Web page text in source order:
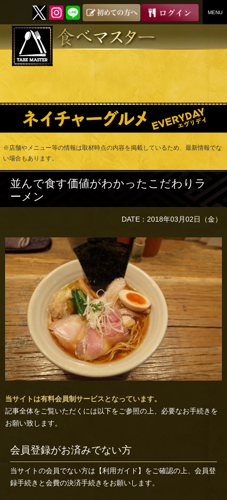
MENU
SKIP
※店舗やメニュー等の情報は取材時点の内容を掲載しているため、最新情報でな
い場合もあります。
並んで食す価値がわかったこだわりラ
ーメン
DATE：2018年03月02日（金）
当サイトは有料会員制サービスとなっています。
記事全体をご覧いただくには以下をご参照の上、必要なお手続きを
お願い致します。
会員登録がお済みでない方
当サイトの会員でない方は 【利用ガイド】 をご確認の上、会員登
録手続きと会費の決済手続きをお願いします。